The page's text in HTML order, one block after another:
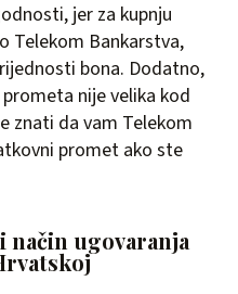
jer za kupnju
Telekom Bankarstva,
bona. Dodatno,
nije velika kod
znati da vam Telekom
promet ako ste
ugovaranja